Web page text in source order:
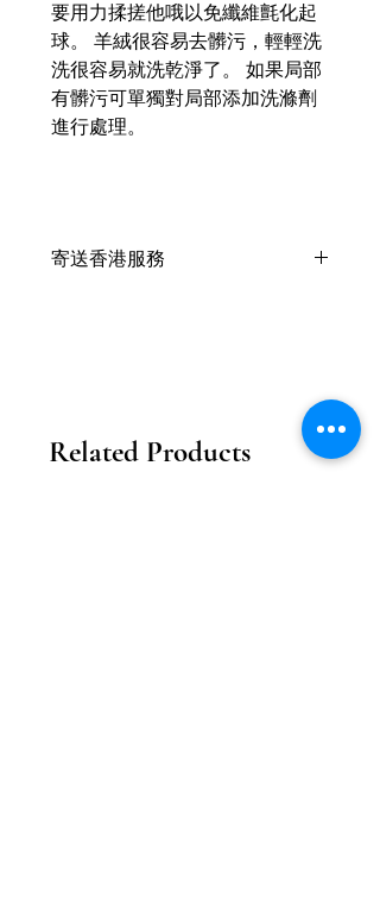
要用力揉搓他哦以免纖維氈化起
球。 羊絨很容易去髒污，輕輕洗
洗很容易就洗乾淨了。 如果局部
有髒污可單獨對局部添加洗滌劑
進行處理。
寄送香港服務
請於付款時自行加上 HKD10 於單
我們將提供中國銀行香港之付款帳
Related Products